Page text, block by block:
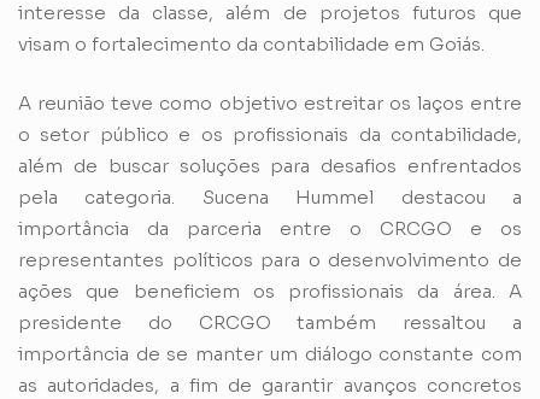
interesse da classe, além de projetos futuros que
visam o fortalecimento da contabilidade em Goiás.
A reunião teve como objetivo estreitar os laços entre
o setor público e os profissionais da contabilidade,
além de buscar soluções para desafios enfrentados
pela categoria. Sucena Hummel destacou a
importância da parceria entre o CRCGO e os
representantes políticos para o desenvolvimento de
ações que beneficiem os profissionais da área. A
presidente do CRCGO também ressaltou a
importância de se manter um diálogo constante com
as autoridades, a fim de garantir avanços concretos